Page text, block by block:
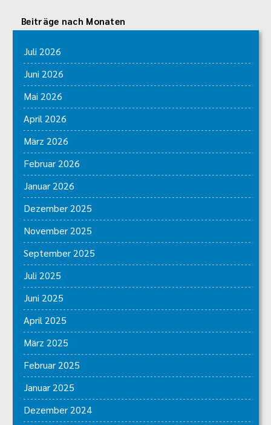
Beiträge nach Monaten
Juli 2026
Juni 2026
Mai 2026
April 2026
März 2026
Februar 2026
Januar 2026
Dezember 2025
November 2025
September 2025
Juli 2025
Juni 2025
April 2025
März 2025
Februar 2025
Januar 2025
Dezember 2024